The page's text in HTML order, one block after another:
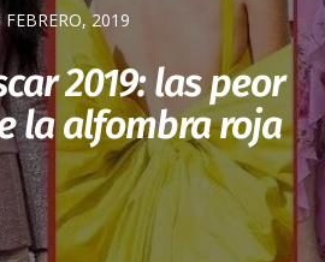
FEBRERO, 2019
2019: las peor
la alfombra roja